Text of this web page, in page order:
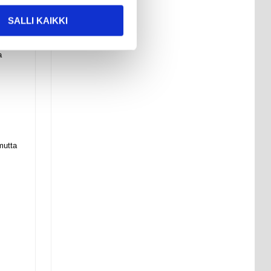
SALLI KAIKKI